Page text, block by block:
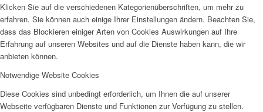
Klicken Sie auf die verschiedenen Kategorienüberschriften, um mehr zu
erfahren. Sie können auch einige Ihrer Einstellungen ändern. Beachten Sie,
dass das Blockieren einiger Arten von Cookies Auswirkungen auf Ihre
Erfahrung auf unseren Websites und auf die Dienste haben kann, die wir
anbieten können.
Notwendige Website Cookies
Diese Cookies sind unbedingt erforderlich, um Ihnen die auf unserer
Webseite verfügbaren Dienste und Funktionen zur Verfügung zu stellen.